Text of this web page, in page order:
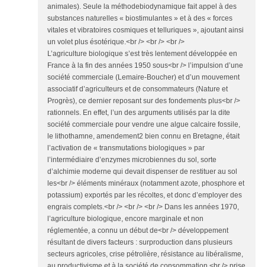
animales). Seule la méthodebiodynamique fait appel à des
substances naturelles « biostimulantes » et à des « forces
vitales et vibratoires cosmiques et telluriques », ajoutant ainsi
un volet plus ésotérique.<br /> <br /> <br />
L’agriculture biologique s’est très lentement développée en
France à la fin des années 1950 sous<br /> l’impulsion d’une
société commerciale (Lemaire-Boucher) et d’un mouvement
associatif d’agriculteurs et de consommateurs (Nature et
Progrès), ce dernier reposant sur des fondements plus<br />
rationnels. En effet, l’un des arguments utilisés par la dite
société commerciale pour vendre une algue calcaire fossile,
le lithothamne, amendement2 bien connu en Bretagne, était
l’activation de « transmutations biologiques » par
l’intermédiaire d’enzymes microbiennes du sol, sorte
d’alchimie moderne qui devait dispenser de restituer au sol
les<br /> éléments minéraux (notamment azote, phosphore et
potassium) exportés par les récoltes, et donc d’employer des
engrais complets.<br /> <br /> <br /> Dans les années 1970,
l’agriculture biologique, encore marginale et non
réglementée, a connu un début de<br /> développement
résultant de divers facteurs : surproduction dans plusieurs
secteurs agricoles, crise pétrolière, résistance au libéralisme,